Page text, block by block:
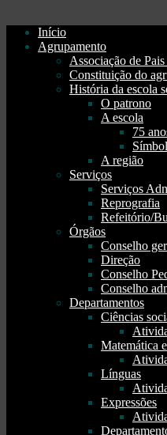
Início
Agrupamento
Associação de
Constituição do
História da escola
O patrono
A escola
75
A região
Serviços
Serviços
Reprografia
Refeitório/
Órgãos
Conselho
Direção
Conselho
Conselho
Departamentos
Ciências
Matemática
Línguas
Expressões